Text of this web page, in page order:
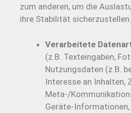
zum anderen, um die
ihre Stabilität sicherzustellen.
Verarbeitete
(z.B. Texteingaben,
Nutzungsdaten (z.B.
Interesse an Inhalten,
Meta-/
Geräte-Informationen,